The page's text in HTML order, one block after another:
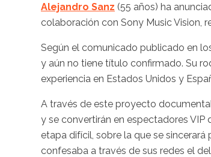
Alejandro Sanz (55 años) ha
colaboración con Sony Music Vision,
Según el comunicado publicado en
y aún no tiene título confirmado. Su
experiencia en Estados Unidos y
A través de este proyecto
y se convertirán en espectadores
etapa difícil, sobre la que se
confesaba a través de sus redes el